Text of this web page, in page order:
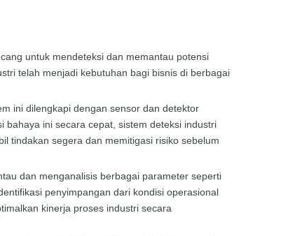
untuk mendeteksi dan memantau potensi
telah menjadi kebutuhan bagi bisnis di berbagai
ini dilengkapi dengan sensor dan detektor
ini secara cepat, sistem deteksi industri
tindakan segera dan memitigasi risiko sebelum
dan menganalisis berbagai parameter seperti
penyimpangan dari kondisi operasional
kinerja proses industri secara